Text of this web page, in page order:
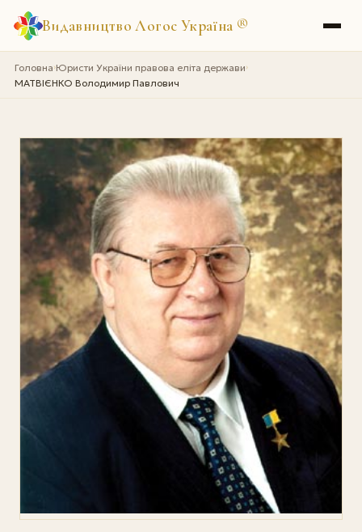
Видавництво Логос Україна ®
Головна›Юристи України правова еліта держави›
МАТВІЄНКО Володимир Павлович